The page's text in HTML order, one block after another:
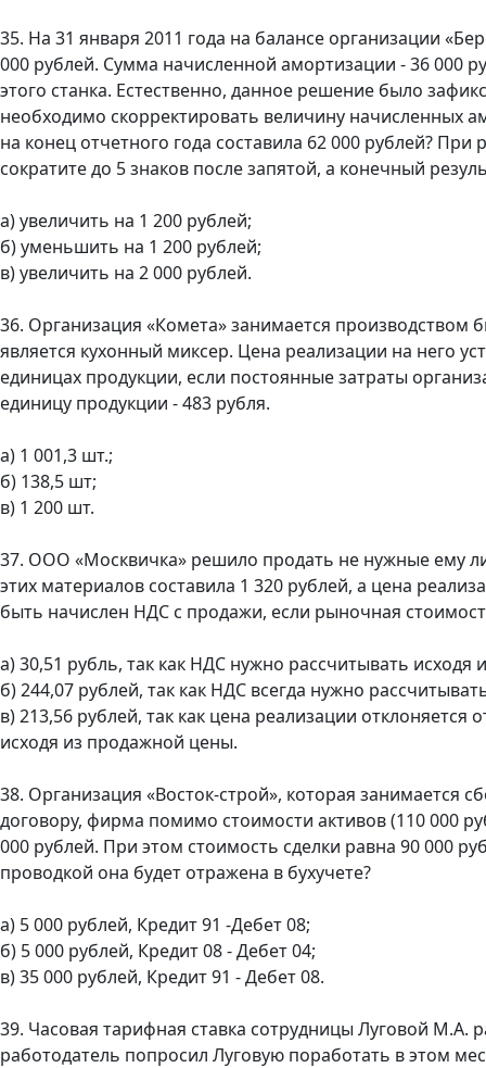
35. На 31 января 2011 года на балансе организации
000 рублей. Сумма начисленной амортизации - 36 000
этого станка. Естественно, данное решение было
необходимо скорректировать величину начисленных
на конец отчетного года составила 62 000 рублей?
сократите до 5 знаков после запятой, а конечный
а) увеличить на 1 200 рублей;
б) уменьшить на 1 200 рублей;
в) увеличить на 2 000 рублей.
36. Организация «Комета» занимается производством
является кухонный миксер. Цена реализации на него
единицах продукции, если постоянные затраты
единицу продукции - 483 рубля.
а) 1 001,3 шт.;
б) 138,5 шт;
в) 1 200 шт.
37. ООО «Москвичка» решило продать не нужные ему
этих материалов составила 1 320 рублей, а цена
быть начислен НДС с продажи, если рыночная
а) 30,51 рубль, так как НДС нужно рассчитывать
б) 244,07 рублей, так как НДС всегда нужно
в) 213,56 рублей, так как цена реализации
исходя из продажной цены.
38. Организация «Восток-строй», которая занимается
договору, фирма помимо стоимости активов (110 000
000 рублей. При этом стоимость сделки равна 90 000
проводкой она будет отражена в бухучете?
а) 5 000 рублей, Кредит 91 -Дебет 08;
б) 5 000 рублей, Кредит 08 - Дебет 04;
в) 35 000 рублей, Кредит 91 - Дебет 08.
39. Часовая тарифная ставка сотрудницы Луговой М.А.
работодатель попросил Луговую поработать в этом